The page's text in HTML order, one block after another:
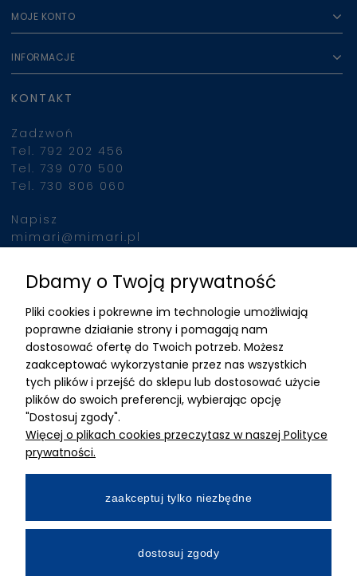
MOJE KONTO
INFORMACJE
KONTAKT
Zadzwoń
Tel. 792 202 456
Tel. 739 070 500
Tel. 730 806 060
Napisz
mimari@mimari.pl
Znajdziesz nas
ADRES
MIMARI sp z o.o.
ul. Kurkowa 12
50-210 Wrocław
Dane rejestracyjne
NIP:8982325327
Wpłacony w całości
Numer konta bankowego
Dbamy o Twoją prywatność
Pliki cookies i pokrewne im technologie umożliwiają
poprawne działanie strony i pomagają nam
dostosować ofertę do Twoich potrzeb. Możesz
zaakceptować wykorzystanie przez nas wszystkich
tych plików i przejść do sklepu lub dostosować użycie
plików do swoich preferencji, wybierając opcję
"Dostosuj zgody".
Więcej o plikach cookies przeczytasz w naszej Polityce
prywatności.
zaakceptuj tylko niezbędne
dostosuj zgody